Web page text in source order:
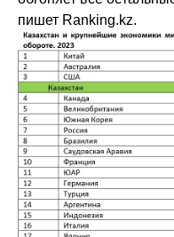
пишет Ranking.kz.